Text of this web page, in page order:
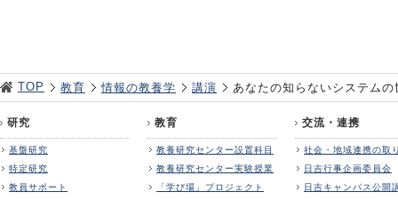
TOP 教育 情報の教養学 講演 あなたの知らないシステムの
研究
基盤研究
特定研究
教員サポート
教育
教養研究センター設置科目
教養研究センター実験授業
「学び場」プロジェクト
交流・連携
社会・地域連携の取
日吉行事企画委員会
日吉キャンパス公開